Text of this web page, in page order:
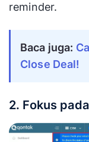
reminder.
Baca juga:
Close Deal!
2. Fokus